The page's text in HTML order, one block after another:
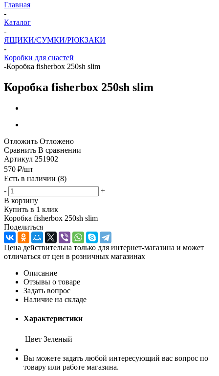
Главная
-
Каталог
-
ЯЩИКИ/СУМКИ/РЮКЗАКИ
-
Коробки для снастей
-Коробка fisherbox 250sh slim
Коробка fisherbox 250sh slim
Отложить Отложено
Сравнить В сравнении
Артикул 251902
570 ₽/шт
Есть в наличии (8)
-
+
В корзину
Купить в 1 клик
Коробка fisherbox 250sh slim
Поделиться
Цена действительна только для интернет-магазина и может
отличаться от цен в розничных магазинах
Описание
Отзывы о товаре
Задать вопрос
Наличие на складе
Характеристики
Цвет Зеленый
Вы можете задать любой интересующий вас вопрос по
товару или работе магазина.